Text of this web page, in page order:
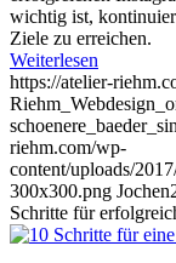
wichtig ist,
Ziele zu erreichen.
Weiterlesen
https://atelier-
riehm.com/wp-
content/uploads/
300x300.png Jochen
Schritte für